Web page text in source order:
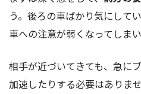
う。後ろの車ばかり気にして
車への注意が弱くなってしまい
相手が近づいてきても、急に
加速したりする必要はありま